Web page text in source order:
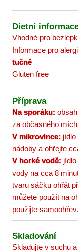
Dietní
Vhodné pro
Informace pro
tučně
Gluten free
Příprava
Na sporáku:
za občasného
V mikrovlnce: jídlo
nádoby a ohřejte
V horké vodě:
vody na cca 8
tvaru sáčku ohřát
můžete použít na
použijte samoohřev.
Skladování
Skladujte v suchu